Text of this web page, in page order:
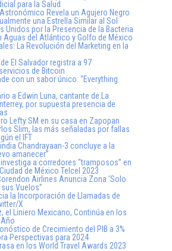
para la Salud
Revela un Agujero Negro
una Estrella Similar al Sol
Unidos por la Presencia de la Bacteria
Aguas del Atlántico y Golfo de México
La Revolución del Marketing en la
El Salvador registra a 97
de Bitcoin
con un sabor único: “Everything
a Edwin Luna, cantante de La
por supuesta presencia de
Lefty SM en su casa en Zapopan
Slim, las más señaladas por fallas
el IFT
Chandrayaan-3 concluye a la
amanecer”
a corredores “tramposos” en
de México Telcel 2023
Airlines Anuncia Zona ‘Solo
Vuelos”
la Incorporación de Llamadas de
X
el Liniero Mexicano, Continúa en los
de Crecimiento del PIB a 3%
Perspectivas para 2024
en los World Travel Awards 2023